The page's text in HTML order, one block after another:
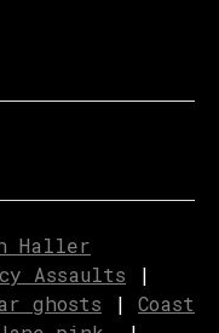
Haller
Assaults |
ghosts | Coast